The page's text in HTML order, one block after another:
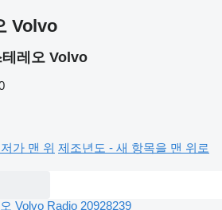
Volvo
레오 Volvo
가 맨 위 제조년도 - 새 항목을 맨 위로